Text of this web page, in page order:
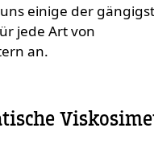
einige der
jede Art von
an.